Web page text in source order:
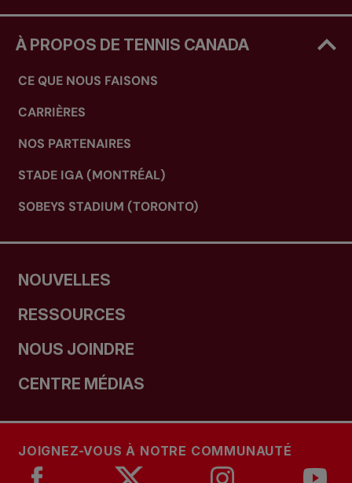
À PROPOS DE TENNIS CANADA
CE QUE NOUS FAISONS
CARRIÈRES
NOS PARTENAIRES
STADE IGA (MONTRÉAL)
SOBEYS STADIUM (TORONTO)
NOUVELLES
RESSOURCES
NOUS JOINDRE
CENTRE MÉDIAS
JOIGNEZ-VOUS À NOTRE COMMUNAUTÉ